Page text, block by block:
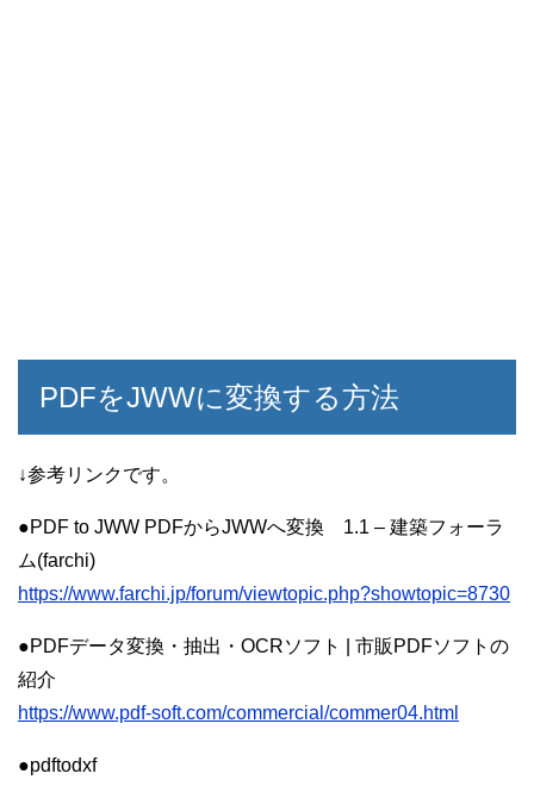
PDFをJWWに変換する方法
↓参考リンクです。
●PDF to JWW PDFからJWWへ変換 1.1 – 建築フォーラ
ム(farchi)
https://www.farchi.jp/forum/viewtopic.php?showtopic=8730
●PDFデータ変換・抽出・OCRソフト | 市販PDFソフトの
紹介
https://www.pdf-soft.com/commercial/commer04.html
●pdftodxf